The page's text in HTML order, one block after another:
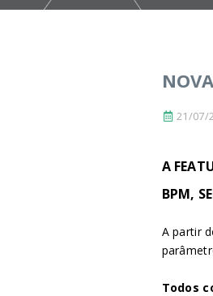
21/07/
A
BPM, S
A partir
Todos